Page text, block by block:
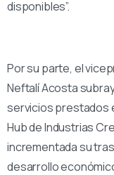
disponibles”.
Por su parte, el
Neftalí Acosta
servicios prestados
Hub de Industrias
incrementada su
desarrollo